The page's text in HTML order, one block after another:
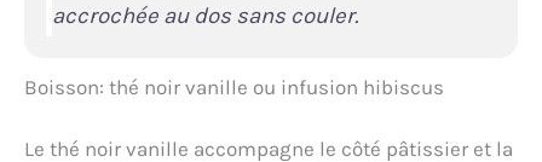
accrochée au dos sans couler.
Boisson: thé noir vanille ou infusion hibiscus
Le thé noir vanille accompagne le côté pâtissier et la